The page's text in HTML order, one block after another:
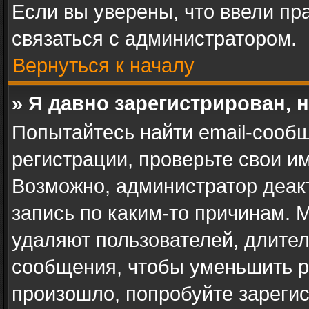
Если вы уверены, что ввели
связаться с администратором.
Вернуться к началу
» Я давно зарегистрирован,
Попытайтесь найти email-
регистрации, проверьте свои
Возможно, администратор
запись по каким-то причинам.
удаляют пользователей,
сообщения, чтобы уменьшить
произошло, попробуйте